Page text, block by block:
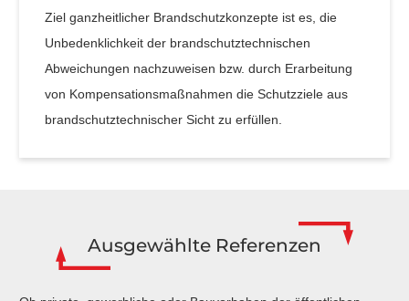
Ziel ganzheitlicher Brandschutzkonzepte ist es, die
Unbedenklichkeit der brandschutztechnischen
Abweichungen nachzuweisen bzw. durch Erarbeitung
von Kompensationsmaßnahmen die Schutzziele aus
brandschutztechnischer Sicht zu erfüllen.
Ausgewählte Referenzen